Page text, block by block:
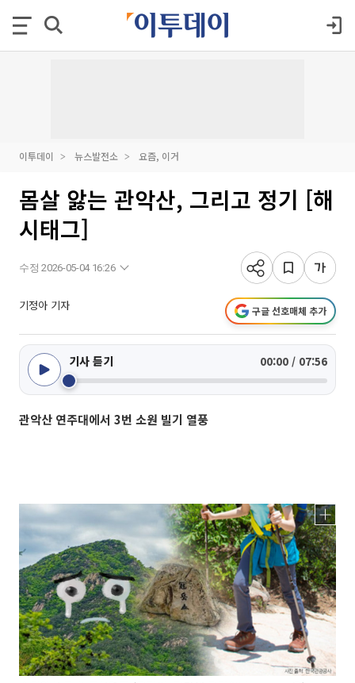
이투데이 뉴스발전소 요즘, 이거
몸살 앓는 관악산, 그리고 정기 [해
시태그]
수정 2026-05-04 16:26
기정아 기자 구글 선호매체 추가
기사 듣기 00:00 / 07:56
관악산 연주대에서 3번 소원 빌기 열풍